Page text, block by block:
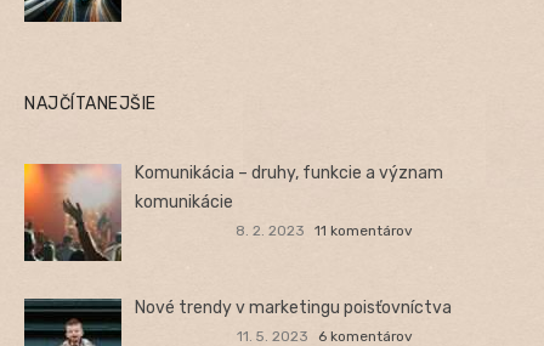
NAJČÍTANEJŠIE
Komunikácia – druhy, funkcie a význam
komunikácie
8. 2. 2023 11 komentárov
Nové trendy v marketingu poisťovníctva
11. 5. 2023 6 komentárov